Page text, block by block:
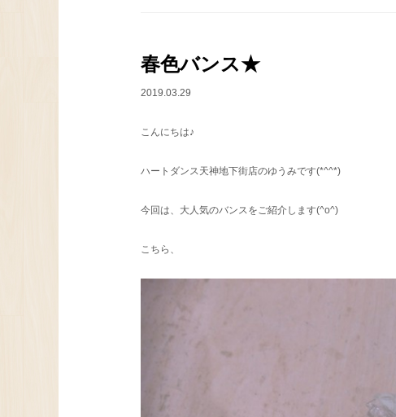
春色バンス★
2019.03.29
こんにちは♪
ハートダンス天神地下街店のゆうみです(*^^*)
今回は、大人気のバンスをご紹介します(^o^)
こちら、